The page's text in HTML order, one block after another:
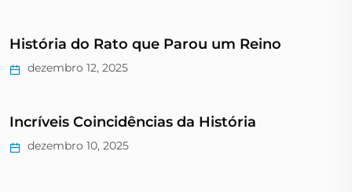
História do Rato que Parou um Reino
dezembro 12, 2025
Incríveis Coincidências da História
dezembro 10, 2025